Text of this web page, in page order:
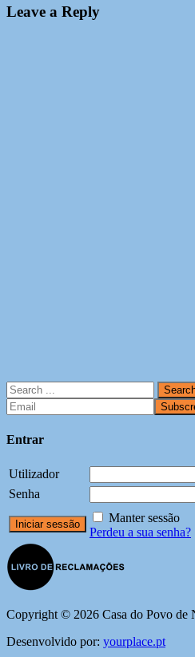
Leave a Reply
Entrar
Utilizador
Senha
Manter sessão
Perdeu a sua senha?
Copyright © 2026 Casa do Povo de
Desenvolvido por: yourplace.pt